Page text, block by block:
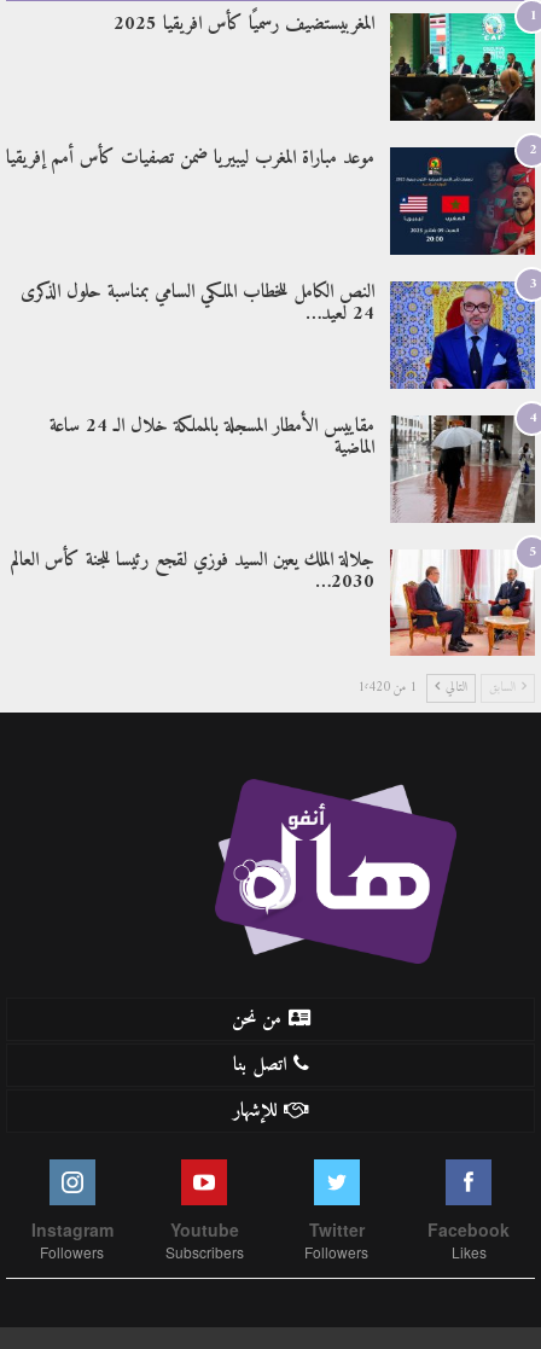
1 المغربيستضيف رسميًا كأس افريقيا 2025
2 موعد مباراة المغرب ليبيريا ضمن تصفيات كأس أمم إفريقيا
3 النص الكامل للخطاب الملكي السامي بمناسبة حلول الذكرى
24 لعيد…
4 مقاييس الأمطار المسجلة بالمملكة خلال الـ 24 ساعة
الماضية
5 جلالة الملك يعين السيد فوزي لقجع رئيسا للجنة كأس العالم
2030…
السابق التالي 1 من 1٬420
من نحن
اتصل بنا
للإشهار
Facebook
Likes
Twitter
Followers
Youtube
Subscribers
Instagram
Followers